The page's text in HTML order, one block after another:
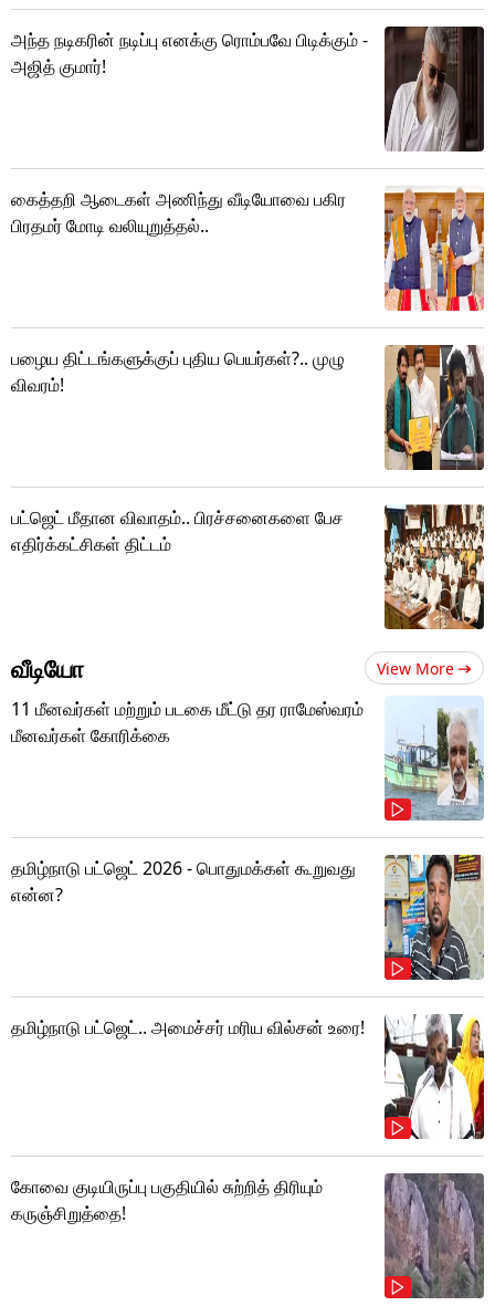
அந்த நடிகரின் நடிப்பு எனக்கு ரொம்பவே பிடிக்கும் -
அஜித் குமார்!
கைத்தறி ஆடைகள் அணிந்து வீடியோவை பகிர
பிரதமர் மோடி வலியுறுத்தல்..
பழைய திட்டங்களுக்குப் புதிய பெயர்கள்?.. முழு
விவரம்!
பட்ஜெட் மீதான விவாதம்.. பிரச்சனைகளை பேச
எதிர்க்கட்சிகள் திட்டம்
வீடியோ View More
11 மீனவர்கள் மற்றும் படகை மீட்டு தர ராமேஸ்வரம்
மீனவர்கள் கோரிக்கை
தமிழ்நாடு பட்ஜெட் 2026 - பொதுமக்கள் கூறுவது
என்ன?
தமிழ்நாடு பட்ஜெட்.. அமைச்சர் மரிய வில்சன் உரை!
கோவை குடியிருப்பு பகுதியில் சுற்றித் திரியும்
கருஞ்சிறுத்தை!